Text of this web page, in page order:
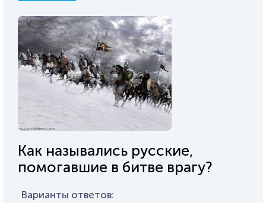
Как назывались русские,
помогавшие в битве врагу?
Варианты ответов: